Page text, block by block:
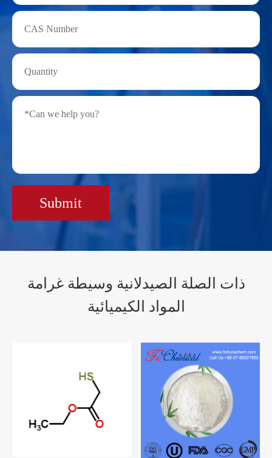
Submit
ذات الصلة الصيدلانية وسيطة غرامة
المواد الكيميائية